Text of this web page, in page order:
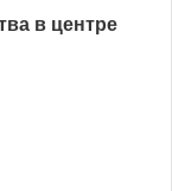
в центре